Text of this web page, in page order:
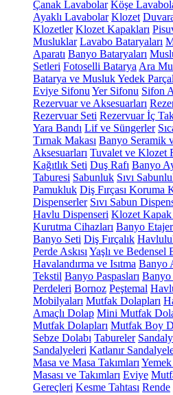
Çanak Lavabolar Köşe
Ayaklı Lavabolar Klozet
Klozetler Klozet Kapakları
Musluklar Lavabo Bataryaları
Aparatı Banyo Bataryaları
Setleri Fotoselli Batarya Ara
Batarya ve Musluk Yedek
Eviye Sifonu Yer Sifonu Sifon
Rezervuar ve Aksesuarları
Rezervuar Seti Rezervuar İç
Yara Bandı Lif ve Süngerler
Tırnak Makası Banyo Seramik
Aksesuarları Tuvalet ve Klozet
Kağıtlık Seti Duş Rafı Banyo
Taburesi Sabunluk Sıvı
Pamukluk Diş Fırçası Koruma
Dispenserler Sıvı Sabun
Havlu Dispenseri Klozet Kapak
Kurutma Cihazları Banyo
Banyo Seti Diş Fırçalık
Perde Askısı Yaşlı ve
Havalandırma ve Isıtma Banyo
Tekstil Banyo Paspasları Banyo
Perdeleri Bornoz Peştemal
Mobilyaları Mutfak Dolapları
Amaçlı Dolap Mini Mutfak
Mutfak Dolapları Mutfak Boy
Sebze Dolabı Tabureler
Sandalyeleri Katlanır
Masa ve Masa Takımları Yemek
Masası ve Takımları Eviye
Gereçleri Kesme Tahtası Rende